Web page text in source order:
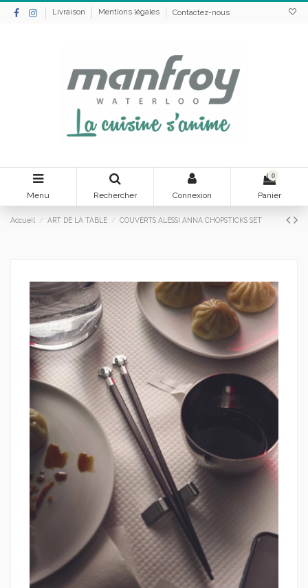
Livraison Mentions légales Contactez-nous
Menu Rechercher Connexion
0
Panier
Accueil ART DE LA TABLE COUVERTS ALESSI ANNA CHOPSTICKS SET